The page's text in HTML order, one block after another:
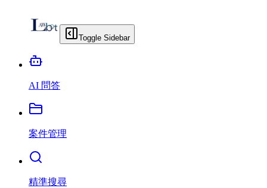
Toggle Sidebar
AI 問答
案件管理
精準搜尋